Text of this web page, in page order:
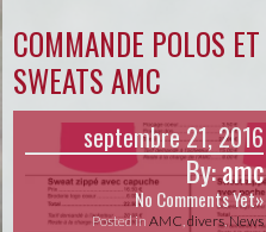
COMMANDE POLOS ET
SWEATS AMC
septembre 21, 2016
By:amc
No Comments Yet»
Posted inAMC,divers,News